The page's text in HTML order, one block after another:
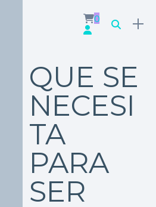
0
QUE SE
NECESI
TA
PARA
SER